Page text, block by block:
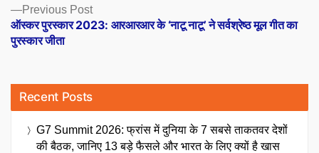
Previous PostPrevious
post:
ऑस्कर पुरस्कार 2023: आरआरआर के ‘नाटू नाटू’ ने सर्वश्रेष्ठ मूल गीत का
पुरस्कार जीता
Recent Posts
G7 Summit 2026: फ्रांस में दुनिया के 7 सबसे ताकतवर देशों
की बैठक, जानिए 13 बड़े फैसले और भारत के लिए क्यों है खास